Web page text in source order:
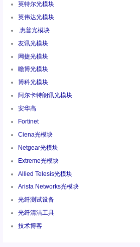
英特尔光模块
英伟达光模块
惠普光模块
友讯光模块
网捷光模块
瞻博光模块
博科光模块
阿尔卡特朗讯光模块
安华高
Fortinet
Ciena光模块
Netgear光模块
Extreme光模块
Allied Telesis光模块
Arista Networks光模块
光纤测试设备
光纤清洁工具
技术博客